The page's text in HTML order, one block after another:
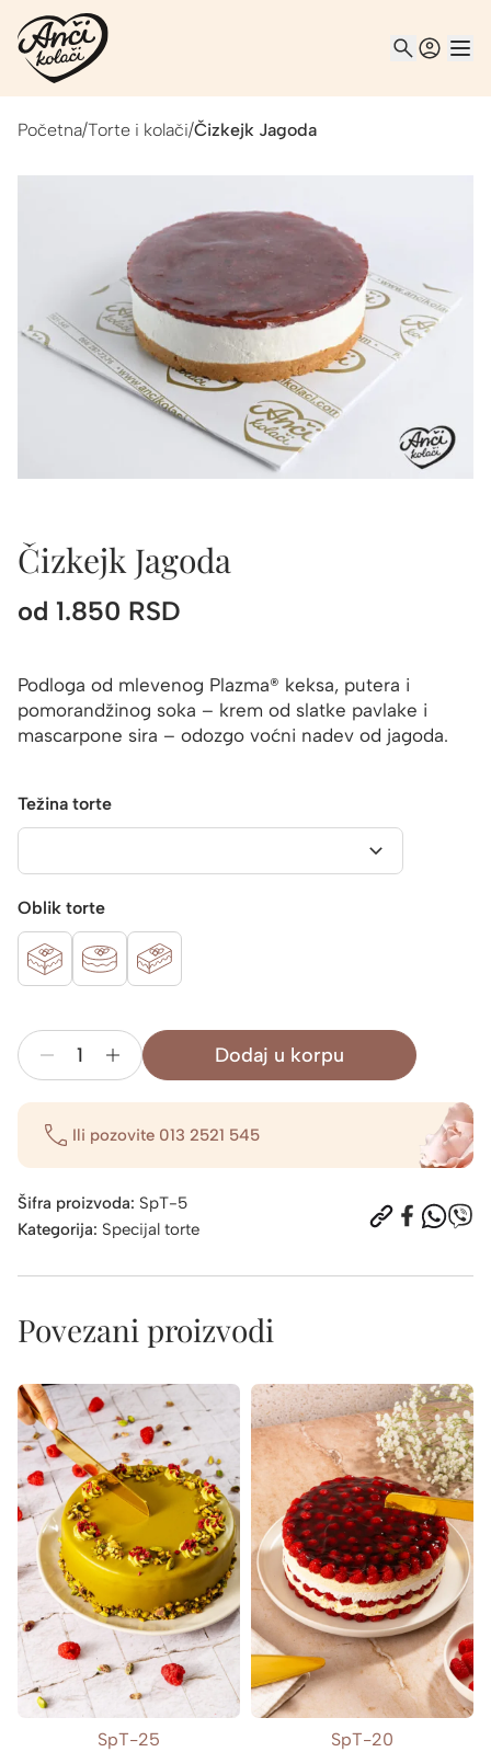
Početna/Torte i kolači/Čizkejk Jagoda
Čizkejk Jagoda
od 1.850 RSD
Podloga od mlevenog Plazma® keksa, putera i
pomorandžinog soka – krem od slatke pavlake i
mascarpone sira – odozgo voćni nadev od jagoda.
Težina torte
Oblik torte
Čizkejk
količina
Dodaj u korpu
Ili pozovite 013 2521 545
Šifra proizvoda: SpT-5
Kategorija: Specijal torte
Povezani proizvodi
SpT-25 SpT-20